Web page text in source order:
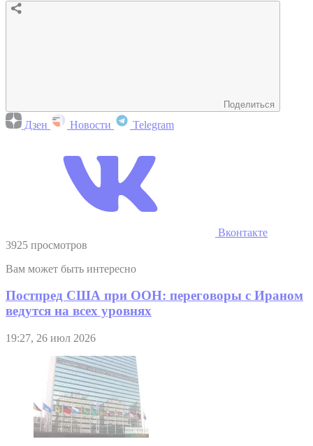
Поделиться
Дзен Новости Telegram
Вконтакте
3925 просмотров
Вам может быть интересно
Постпред США при ООН: переговоры с Ираном
ведутся на всех уровнях
19:27, 26 июл 2026